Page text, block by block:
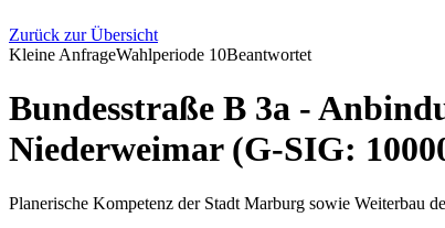
Zurück zur Übersicht
Kleine AnfrageWahlperiode 10Beantwortet
Bundesstraße B 3a -
Niederweimar (G-SIG:
Planerische Kompetenz der Stadt Marburg sowie Weiterbau